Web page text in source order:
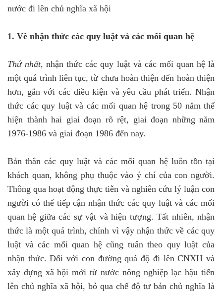
nước đi lên chủ nghĩa xã hội
1. Về nhận thức các quy luật và các mối quan hệ
Thứ nhất,nhận thức các quy luật và các mối quan hệ là
một quá trình liên tục, từ chưa hoàn thiện đến hoàn thiện
hơn, gắn với các điều kiện và yêu cầu phát triển. Nhận
thức các quy luật và các mối quan hệ trong 50 năm thể
hiện thành hai giai đoạn rõ rệt, giai đoạn những năm
1976-1986 và giai đoạn 1986 đến nay.
Bản thân các quy luật và các mối quan hệ luôn tồn tại
khách quan, không phụ thuộc vào ý chí của con người.
Thông qua hoạt động thực tiễn và nghiên cứu lý luận con
người có thể tiếp cận nhận thức các quy luật và các mối
quan hệ giữa các sự vật và hiện tượng. Tất nhiên, nhận
thức là một quá trình, chính vì vậy nhận thức về các quy
luật và các mối quan hệ cũng tuân theo quy luật của
nhận thức. Đối với con đường quá độ đi lên CNXH và
xây dựng xã hội mới từ nước nông nghiệp lạc hậu tiến
lên chủ nghĩa xã hội, bỏ qua chế độ tư bản chủ nghĩa là